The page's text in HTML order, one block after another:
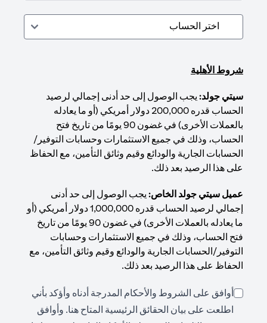
شروط الأهلية
سيتي جولد: يجب الوصول إلى حد أدنى إجمالي لرصيد
الحساب قدره 200,000 دولار أمريكي (أو ما يعادله
بالعملات الأخرى) في غضون 90 يومًا من تاريخ فتح
الحساب، وذلك في جميع الاستثمارات وحسابات التوفير/
الحسابات الجارية والودائع وقيم وثائق التأمين، مع الحفاظ
على هذا الرصيد بعد ذلك.
عميل سيتي جولد الخاص: يجب الوصول إلى حد أدنى
إجمالي لرصيد الحساب قدره 1,000,000 دولار أمريكي (أو
ما يعادله بالعملات الأخرى) في غضون 90 يومًا من تاريخ
فتح الحساب، وذلك في جميع الاستثمارات وحسابات
التوفير/الحسابات الجارية والودائع وقيم وثائق التأمين، مع
الحفاظ على هذا الرصيد بعد ذلك.
أوافق على الشروط والأحكام المدرجة أدناه وأؤكد بأني
اطلعت على بيان الحقائق الرئيسية المتاح هناin a new tab
. وأوافق